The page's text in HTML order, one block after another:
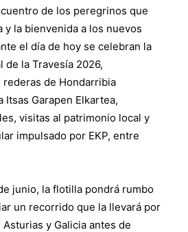
de los peregrinos que
la bienvenida a los nuevos
el día de hoy se celebran la
la Travesía 2026,
de Hondarribia
Itsas Garapen Elkartea,
visitas al patrimonio local y
impulsado por EKP, entre
junio, la flotilla pondrá rumbo
un recorrido que la llevará por
Asturias y Galicia antes de